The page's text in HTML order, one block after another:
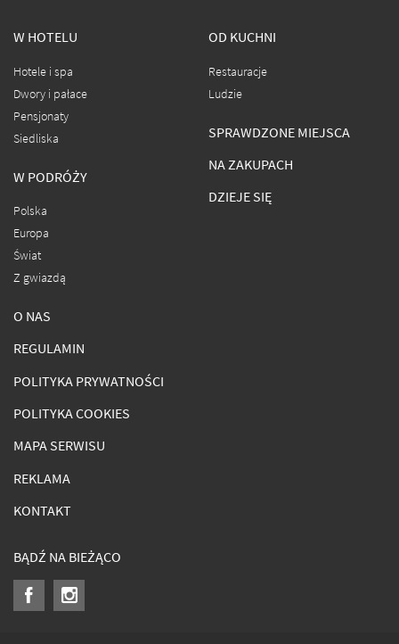
W HOTELU
Hotele i spa
Dwory i pałace
Pensjonaty
Siedliska
W PODRÓŻY
Polska
Europa
Świat
Z gwiazdą
OD KUCHNI
Restauracje
Ludzie
SPRAWDZONE MIEJSCA
NA ZAKUPACH
DZIEJE SIĘ
O NAS
REGULAMIN
POLITYKA PRYWATNOŚCI
POLITYKA COOKIES
MAPA SERWISU
REKLAMA
KONTAKT
BĄDŹ NA BIEŻĄCO